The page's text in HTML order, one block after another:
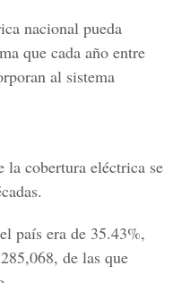
nacional pueda
que cada año entre
al sistema
la cobertura eléctrica se
país era de 35.43%,
de las que